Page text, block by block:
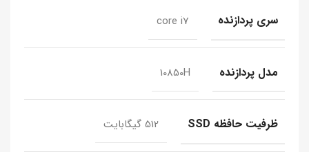
سری پردازنده core i7
مدل پردازنده 10850H
ظرفیت حافظه SSD 512 گیگابایت